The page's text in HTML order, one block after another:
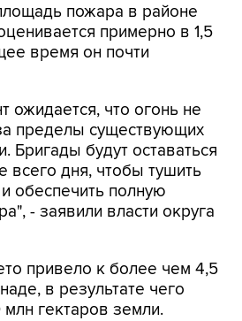
пожара в районе
примерно в 1,5
время он почти
ожидается, что огонь не
пределы существующих
Бригады будут оставаться
всего дня, чтобы тушить
обеспечить полную
- заявили власти округа
привело к более чем 4,5
в результате чего
гектаров земли.